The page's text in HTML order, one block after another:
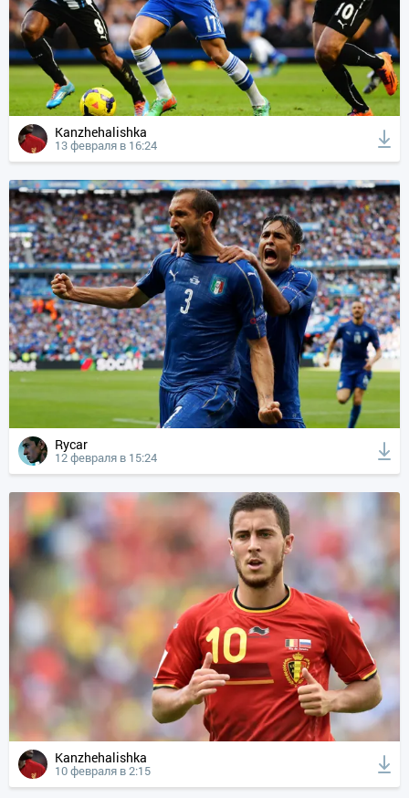
Kanzhehalishka
13 февраля в 16:24
Rycar
12 февраля в 15:24
Kanzhehalishka
10 февраля в 2:15